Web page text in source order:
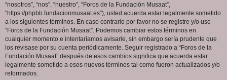
“nosotros”, “nos”, “nuestro”, “Foros de la Fundación Musaat”,
“https://phpbb.fundacionmusaat.es”), usted acuerda estar legalmente sometido
a los siguientes términos. En caso contrario por favor no se registre y/o use
“Foros de la Fundación Musaat”. Podemos cambiar estos términos en
cualquier momento e intentaríamos avisarle, sin embargo sería prudente que
los revisase por su cuenta periódicamente. Seguir registrado a “Foros de la
Fundación Musaat” después de esos cambios significa que acuerda estar
legalmente sometido a esos nuevos términos tal como fueron actualizados y/o
reformados.